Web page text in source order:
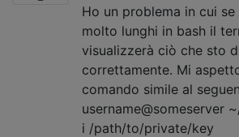
Ho un problema in cui
molto lunghi in bash il
visualizzerà ciò che sto
correttamente. Mi
comando simile al
username@someserver
i /path/to/private/key